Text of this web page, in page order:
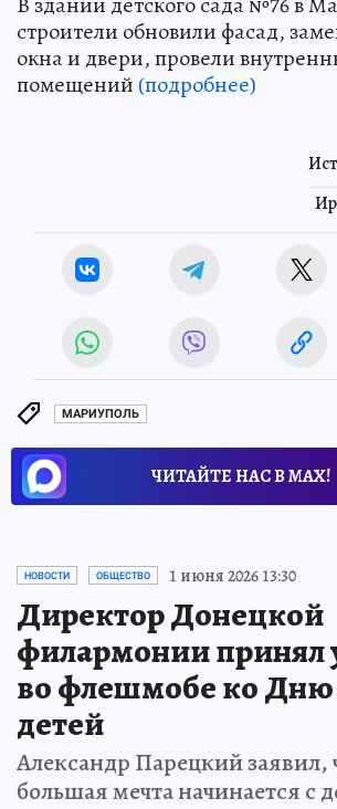
строители обновили фасад,
окна и двери, провели
помещений (подробнее)
МАРИУПОЛЬ
ЧИТАЙТЕ НАС В МАХ!
НОВОСТИ ОБЩЕСТВО 1 июня 2026 13:30
Директор Донецкой
филармонии принял
во флешмобе ко
детей
Александр Парецкий заявил,
большая мечта начинается с